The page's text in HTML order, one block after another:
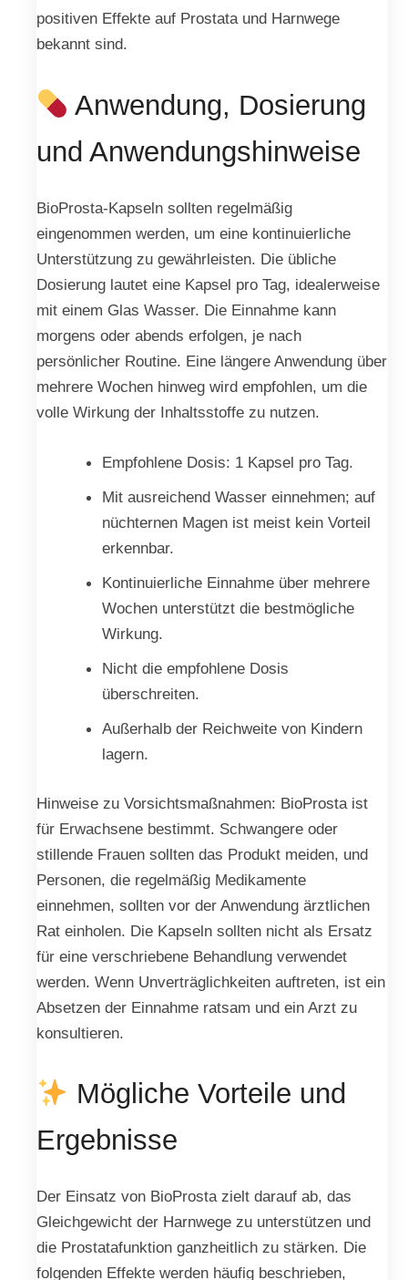
positiven Effekte auf Prostata und Harnwege
bekannt sind.
Anwendung, Dosierung
und Anwendungshinweise
BioProsta-Kapseln sollten regelmäßig
eingenommen werden, um eine kontinuierliche
Unterstützung zu gewährleisten. Die übliche
Dosierung lautet eine Kapsel pro Tag, idealerweise
mit einem Glas Wasser. Die Einnahme kann
morgens oder abends erfolgen, je nach
persönlicher Routine. Eine längere Anwendung über
mehrere Wochen hinweg wird empfohlen, um die
volle Wirkung der Inhaltsstoffe zu nutzen.
Empfohlene Dosis: 1 Kapsel pro Tag.
Mit ausreichend Wasser einnehmen; auf
nüchternen Magen ist meist kein Vorteil
erkennbar.
Kontinuierliche Einnahme über mehrere
Wochen unterstützt die bestmögliche
Wirkung.
Nicht die empfohlene Dosis
überschreiten.
Außerhalb der Reichweite von Kindern
lagern.
Hinweise zu Vorsichtsmaßnahmen: BioProsta ist
für Erwachsene bestimmt. Schwangere oder
stillende Frauen sollten das Produkt meiden, und
Personen, die regelmäßig Medikamente
einnehmen, sollten vor der Anwendung ärztlichen
Rat einholen. Die Kapseln sollten nicht als Ersatz
für eine verschriebene Behandlung verwendet
werden. Wenn Unverträglichkeiten auftreten, ist ein
Absetzen der Einnahme ratsam und ein Arzt zu
konsultieren.
Mögliche Vorteile und
Ergebnisse
Der Einsatz von BioProsta zielt darauf ab, das
Gleichgewicht der Harnwege zu unterstützen und
die Prostatafunktion ganzheitlich zu stärken. Die
folgenden Effekte werden häufig beschrieben,